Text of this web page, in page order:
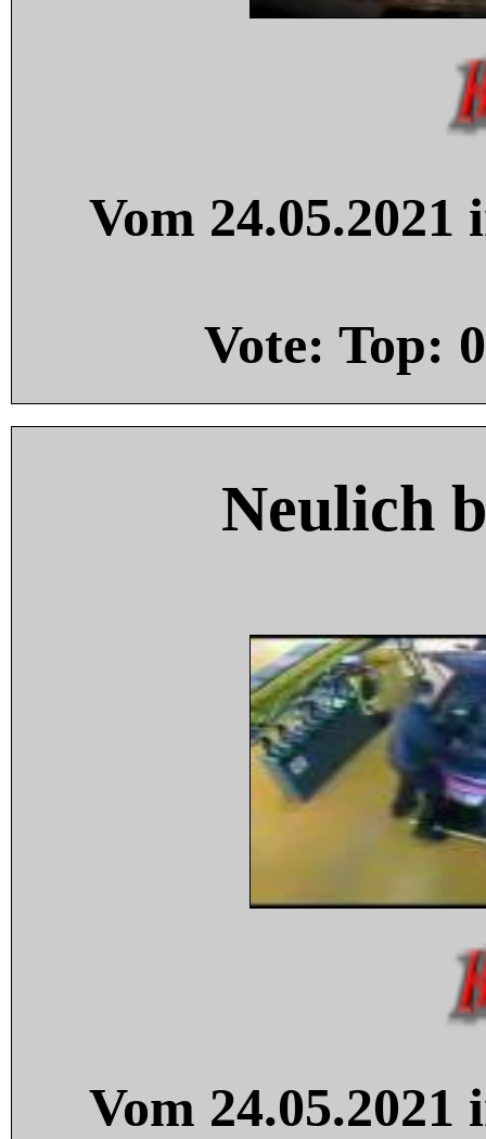
Vom
Vote: Top: 0
Neulich
Vom